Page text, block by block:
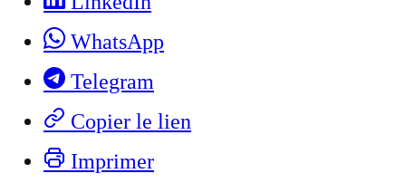
WhatsApp
Telegram
Copier le lien
Imprimer